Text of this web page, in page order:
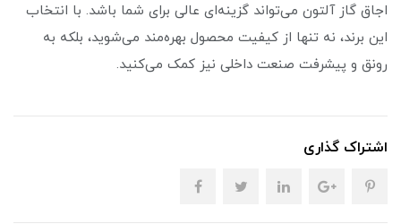
اجاق گاز آلتون می‌تواند گزینه‌ای عالی برای شما باشد. با انتخاب
این برند، نه تنها از کیفیت محصول بهره‌مند می‌شوید، بلکه به
رونق و پیشرفت صنعت داخلی نیز کمک می‌کنید.
اشتراک گذاری